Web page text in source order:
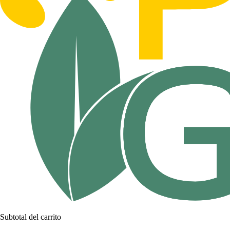
Subtotal del carrito